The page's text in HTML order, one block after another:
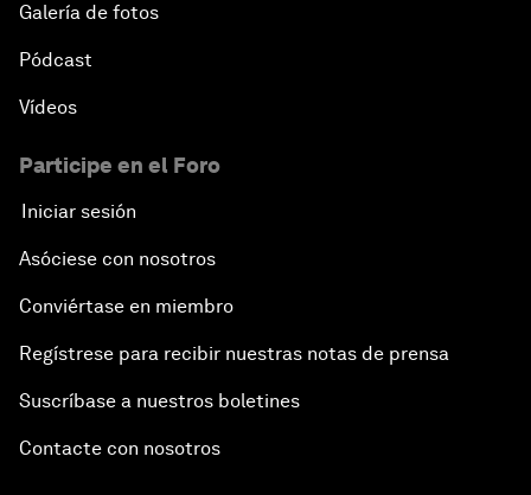
Galería de fotos
Pódcast
Vídeos
Participe en el Foro
Iniciar sesión
Asóciese con nosotros
Conviértase en miembro
Regístrese para recibir nuestras notas de prensa
Suscríbase a nuestros boletines
Contacte con nosotros